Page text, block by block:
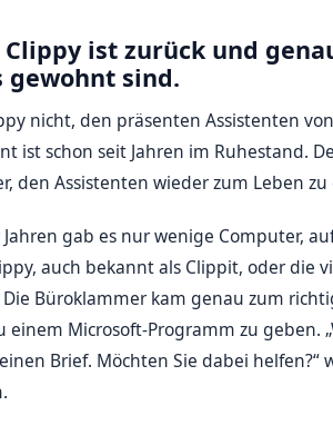
ist zurück und
gewohnt sind.
nicht, den präsenten Assistenten
ist schon seit Jahren im Ruhestand.
den Assistenten wieder zum Leben zu
gab es nur wenige Computer,
auch bekannt als Clippit, oder die
Die Büroklammer kam genau zum
einem Microsoft-Programm zu geben.
Brief. Möchten Sie dabei helfen?“